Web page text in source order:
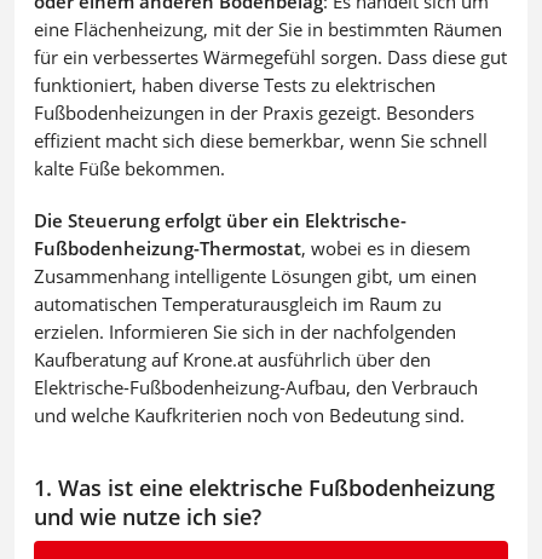
eine Flächenheizung, mit der Sie in bestimmten Räumen
für ein verbessertes Wärmegefühl sorgen. Dass diese gut
funktioniert, haben diverse Tests zu elektrischen
Fußbodenheizungen in der Praxis gezeigt. Besonders
effizient macht sich diese bemerkbar, wenn Sie schnell
kalte Füße bekommen.
Die Steuerung erfolgt über ein Elektrische-
Fußbodenheizung-Thermostat, wobei es in diesem
Zusammenhang intelligente Lösungen gibt, um einen
automatischen Temperaturausgleich im Raum zu
erzielen. Informieren Sie sich in der nachfolgenden
Kaufberatung auf Krone.at ausführlich über den
Elektrische-Fußbodenheizung-Aufbau, den Verbrauch
und welche Kaufkriterien noch von Bedeutung sind.
1. Was ist eine elektrische Fußbodenheizung
und wie nutze ich sie?